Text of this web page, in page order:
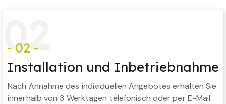
02
- 02 -
Installation und Inbetriebnahme
Nach Annahme des individuellen Angebotes erhalten Sie
innerhalb von 3 Werktagen telefonisch oder per E-Mail